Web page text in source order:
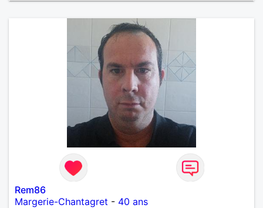
Rem86
Margerie-Chantagret - 40 ans